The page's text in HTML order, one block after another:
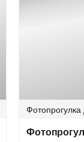
Фотопрогулка